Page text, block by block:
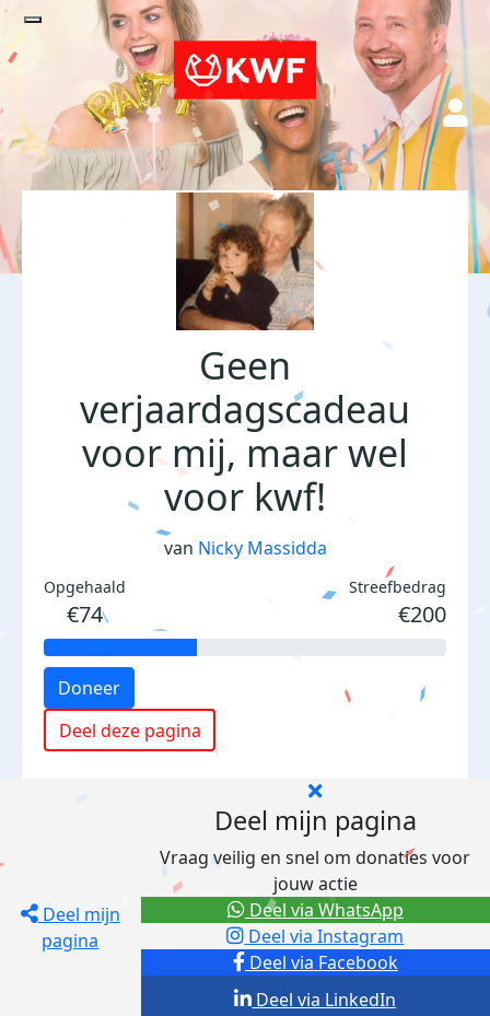
Geen
verjaardagscadeau
voor mij, maar wel
voor kwf!
van Nicky Massidda
Opgehaald
€74
Streefbedrag
€200
Doneer
Deel deze pagina
Deel mijn
pagina
Deel mijn pagina
Vraag veilig en snel om donaties voor
jouw actie
Deel via Facebook
Deel via Instagram
Deel via LinkedIn
Deel via WhatsApp